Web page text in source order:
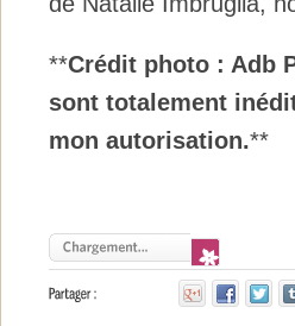
**Crédit photo : Adb
sont totalement
mon autorisation.**